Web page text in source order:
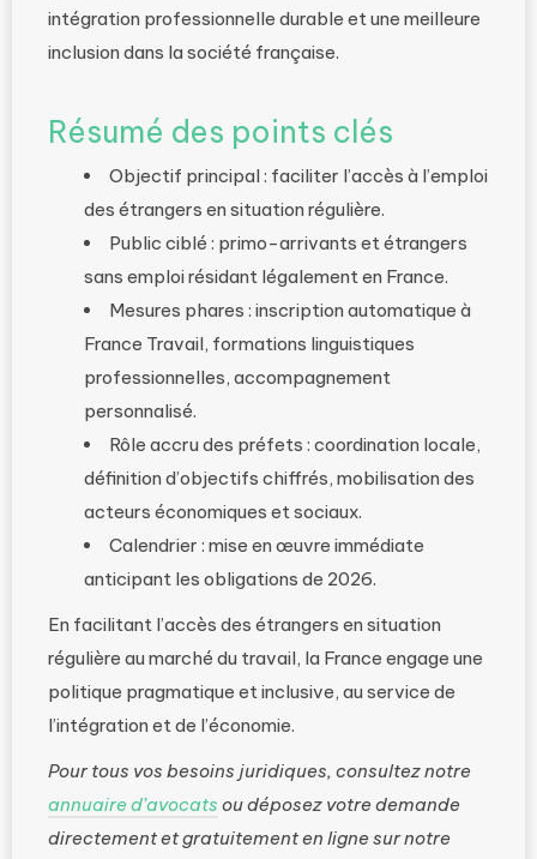
intégration professionnelle durable et une meilleure
inclusion dans la société française.
Résumé des points clés
Objectif principal : faciliter l’accès à l’emploi
des étrangers en situation régulière.
Public ciblé : primo-arrivants et étrangers
sans emploi résidant légalement en France.
Mesures phares : inscription automatique à
France Travail, formations linguistiques
professionnelles, accompagnement
personnalisé.
Rôle accru des préfets : coordination locale,
définition d’objectifs chiffrés, mobilisation des
acteurs économiques et sociaux.
Calendrier : mise en œuvre immédiate
anticipant les obligations de 2026.
En facilitant l’accès des étrangers en situation
régulière au marché du travail, la France engage une
politique pragmatique et inclusive, au service de
l’intégration et de l’économie.
Pour tous vos besoins juridiques, consultez notre
annuaire d’avocats ou déposez votre demande
directement et gratuitement en ligne sur notre